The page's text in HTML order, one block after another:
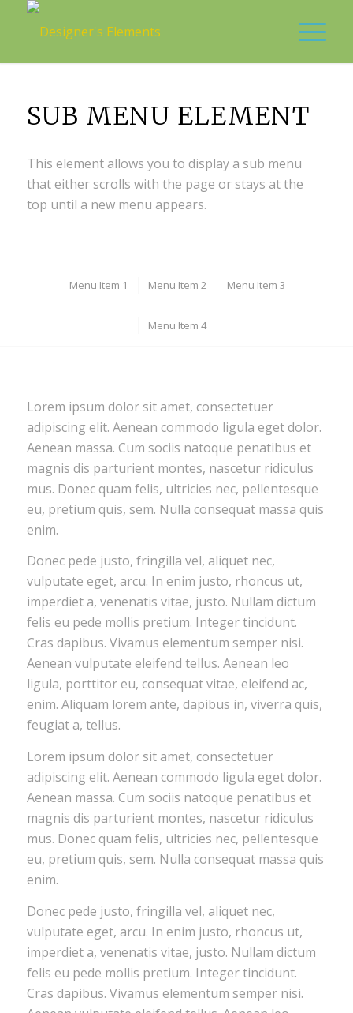
SUB MENU ELEMENT
This element allows you to display a sub menu
that either scrolls with the page or stays at the
top until a new menu appears.
Menu Item 1 Menu Item 2 Menu Item 3
Menu Item 4
Lorem ipsum dolor sit amet, consectetuer
adipiscing elit. Aenean commodo ligula eget dolor.
Aenean massa. Cum sociis natoque penatibus et
magnis dis parturient montes, nascetur ridiculus
mus. Donec quam felis, ultricies nec, pellentesque
eu, pretium quis, sem. Nulla consequat massa quis
enim.
Donec pede justo, fringilla vel, aliquet nec,
vulputate eget, arcu. In enim justo, rhoncus ut,
imperdiet a, venenatis vitae, justo. Nullam dictum
felis eu pede mollis pretium. Integer tincidunt.
Cras dapibus. Vivamus elementum semper nisi.
Aenean vulputate eleifend tellus. Aenean leo
ligula, porttitor eu, consequat vitae, eleifend ac,
enim. Aliquam lorem ante, dapibus in, viverra quis,
feugiat a, tellus.
Lorem ipsum dolor sit amet, consectetuer
adipiscing elit. Aenean commodo ligula eget dolor.
Aenean massa. Cum sociis natoque penatibus et
magnis dis parturient montes, nascetur ridiculus
mus. Donec quam felis, ultricies nec, pellentesque
eu, pretium quis, sem. Nulla consequat massa quis
enim.
Donec pede justo, fringilla vel, aliquet nec,
vulputate eget, arcu. In enim justo, rhoncus ut,
imperdiet a, venenatis vitae, justo. Nullam dictum
felis eu pede mollis pretium. Integer tincidunt.
Cras dapibus. Vivamus elementum semper nisi.